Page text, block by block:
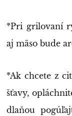
*Pri grilovaní
aj mäso bude
*Ak chcete z
šťavy,
dlaňou